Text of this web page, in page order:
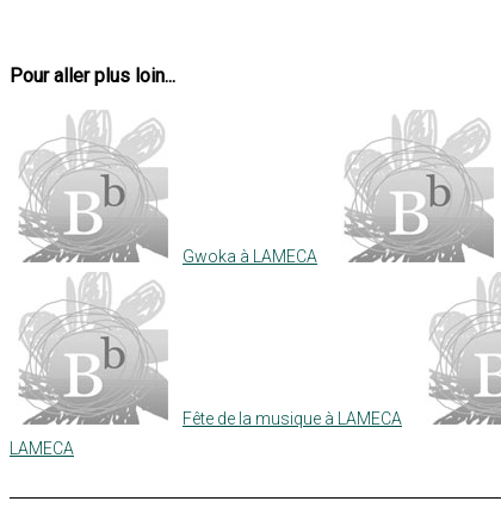
Pour aller plus loin...
Gwoka à LAMECA
Fête de la musique à LAMECA
LAMECA